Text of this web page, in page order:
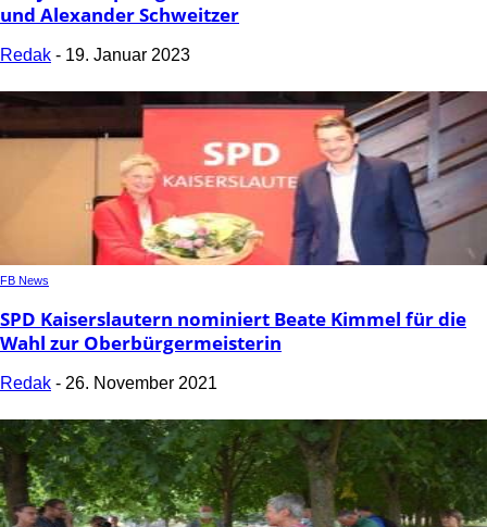
und Alexander Schweitzer
Redak - 19. Januar 2023
FB News
SPD Kaiserslautern nominiert Beate Kimmel für die
Wahl zur Oberbürgermeisterin
Redak - 26. November 2021